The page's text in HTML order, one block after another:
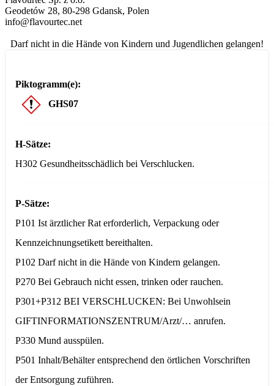
Geodetów 28, 80-298 Gdansk, Polen
info@flavourtec.net
Darf nicht in die Hände von Kindern und Jugendlichen gelangen!
Piktogramm(e):
GHS07
H-Sätze:
H302 Gesundheitsschädlich bei Verschlucken.
P-Sätze:
P101 Ist ärztlicher Rat erforderlich, Verpackung oder
Kennzeichnungsetikett bereithalten.
P102 Darf nicht in die Hände von Kindern gelangen.
P270 Bei Gebrauch nicht essen, trinken oder rauchen.
P301+P312 BEI VERSCHLUCKEN: Bei Unwohlsein
GIFTINFORMATIONSZENTRUM/Arzt/… anrufen.
P330 Mund ausspülen.
P501 Inhalt/Behälter entsprechend den örtlichen Vorschriften
der Entsorgung zuführen.